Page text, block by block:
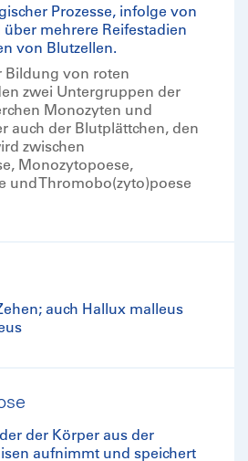
Prozesse, infolge von
mehrere Reifestadien
von Blutzellen.
Bildung von roten
zwei Untergruppen der
Monozyten und
auch der Blutplättchen, den
zwischen
Monozytopoese,
und Thromobo(zyto)poese
auch Hallux malleus
der Körper aus der
aufnimmt und speichert